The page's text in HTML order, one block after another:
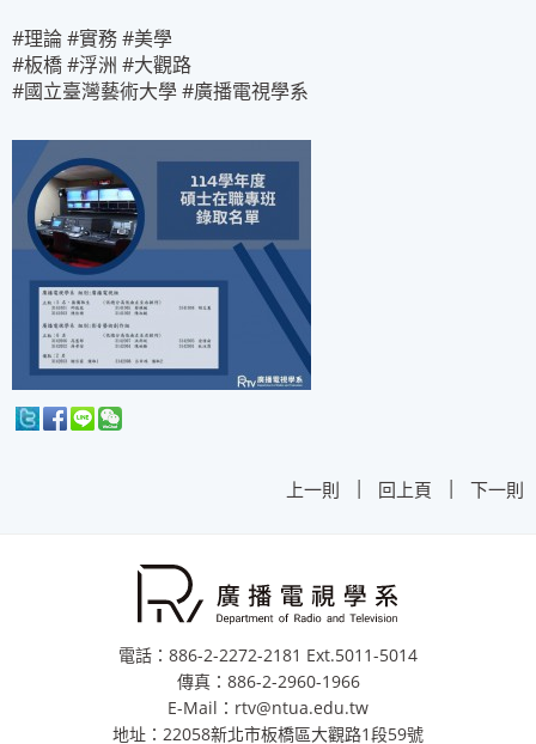
#理論#實務#美學
#板橋#浮洲 #大觀路
#國立臺灣藝術大學#廣播電視學系
上一則 | 回上頁 | 下一則
電話：886-2-2272-2181 Ext.5011-5014
傳真：886-2-2960-1966
E-Mail：rtv@ntua.edu.tw
地址：22058新北市板橋區大觀路1段59號